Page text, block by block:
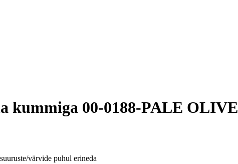
kummiga 00-0188-PALE OLIVE
värvide puhul erineda